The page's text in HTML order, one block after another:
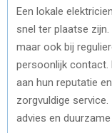
Een lokale
snel ter plaatse
maar ook bij
persoonlijk contact.
aan hun reputatie
zorgvuldige
advies en